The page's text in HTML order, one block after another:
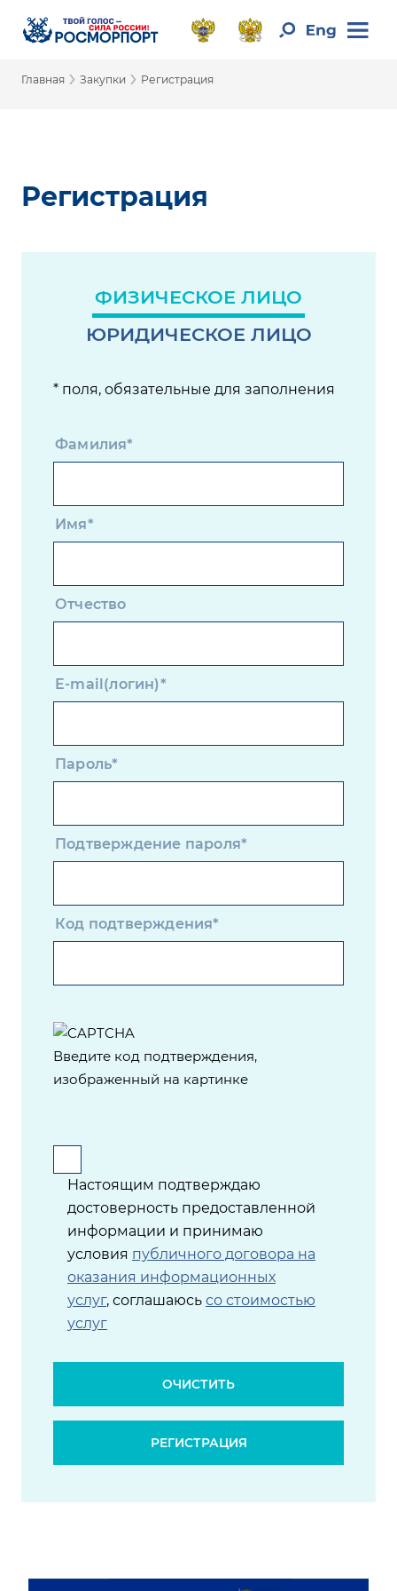
Главная › Закупки › Регистрация
Регистрация
ФИЗИЧЕСКОЕ ЛИЦО
ЮРИДИЧЕСКОЕ ЛИЦО
* поля, обязательные для заполнения
Фамилия*
Имя*
Отчество
E-mail(логин)*
Пароль*
Подтверждение пароля*
Код подтверждения*
Введите код подтверждения,
изображенный на картинке
Настоящим подтверждаю
достоверность предоставленной
информации и принимаю
условия публичного договора на
оказания информационных
услуг, соглашаюсь со стоимостью
услуг
ОЧИСТИТЬ
РЕГИСТРАЦИЯ